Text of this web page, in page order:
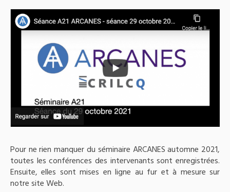
Pour ne rien manquer du séminaire ARCANES automne 2021,
toutes les conférences des intervenants sont enregistrées.
Ensuite, elles sont mises en ligne au fur et à mesure sur
notre site Web.